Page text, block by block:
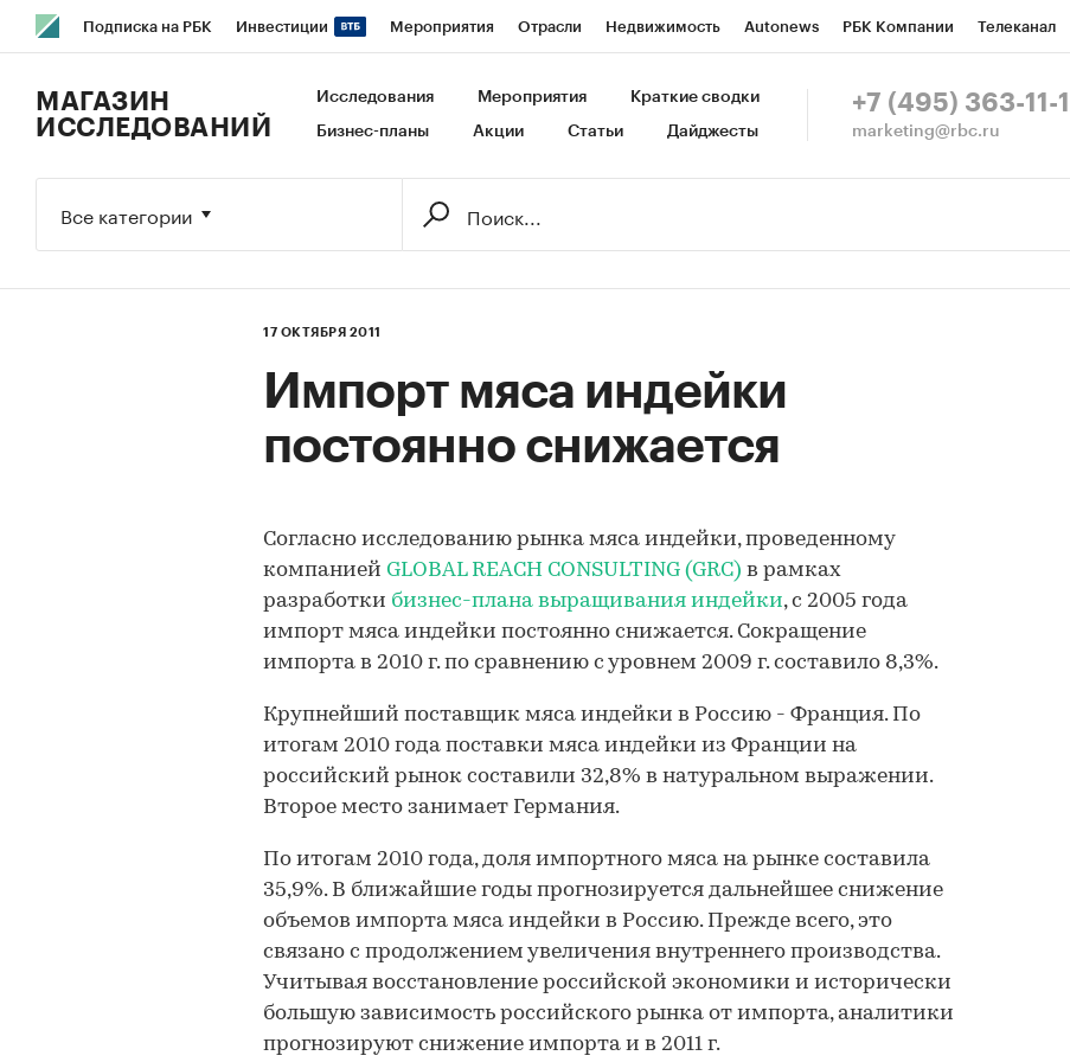
Подписка на РБК Инвестиции Мероприятия Отрасли Недвижимость Autonews РБК Компании Телеканал
Исследования Кредитные рейтинги Франшизы Газета Спецпроекты СПб Конференции СПб Спецпроекты
МАГАЗИН
ИССЛЕДОВАНИЙ
Исследования Мероприятия Краткие сводки
Бизнес-планы Акции Статьи Дайджесты
+7 (495) 363-11-
marketing@rbc.ru
Все категории
17 ОКТЯБРЯ 2011
Импорт мяса индейки
постоянно снижается
Согласно исследованию рынка мяса индейки, проведенному
компанией GLOBAL REACH CONSULTING (GRC) в рамках
разработки бизнес-плана выращивания индейки, с 2005 года
импорт мяса индейки постоянно снижается. Сокращение
импорта в 2010 г. по сравнению с уровнем 2009 г. составило 8,3%.
Крупнейший поставщик мяса индейки в Россию - Франция. По
итогам 2010 года поставки мяса индейки из Франции на
российский рынок составили 32,8% в натуральном выражении.
Второе место занимает Германия.
По итогам 2010 года, доля импортного мяса на рынке составила
35,9%. В ближайшие годы прогнозируется дальнейшее снижение
объемов импорта мяса индейки в Россию. Прежде всего, это
связано с продолжением увеличения внутреннего производства.
Учитывая восстановление российской экономики и исторически
большую зависимость российского рынка от импорта, аналитики
прогнозируют снижение импорта и в 2011 г.